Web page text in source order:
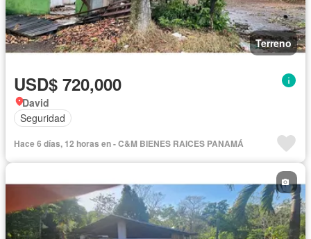
Terreno
USD$ 720,000
David
Seguridad
Hace 6 días, 12 horas en - C&M BIENES RAICES PANAMÁ